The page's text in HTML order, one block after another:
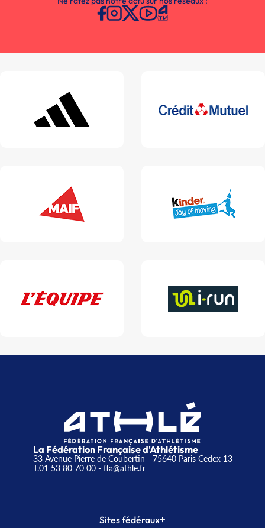
La Fédération Française d'Athlétisme
33 Avenue Pierre de Coubertin - 75640 Paris Cedex 13
T.01 53 80 70 00- ffa@athle.fr
Sites fédéraux+